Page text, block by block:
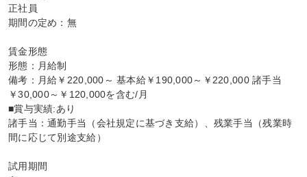
正社員
期間の定め：無
賃金形態
形態：月給制
備考：月給￥220,000～ 基本給￥190,000～￥220,000 諸手当
￥30,000～￥120,000を含む/月
■賞与実績:あり
諸手当：通勤手当（会社規定に基づき支給）、残業手当（残業時
間に応じて別途支給）
試用期間